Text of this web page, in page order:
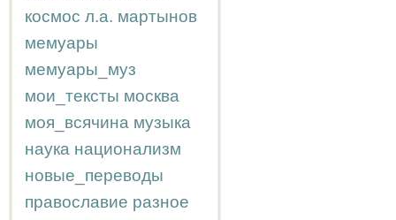
космос л.а. мартынов
мемуары
мемуары_муз
мои_тексты москва
моя_всячина музыка
наука национализм
новые_переводы
православие разное